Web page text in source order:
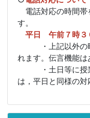
電話対応の時間帯
す。
平日 午前７時３
・上記以外の時
れます。伝言機能は
・土日等に授業
は，平日と同様の対